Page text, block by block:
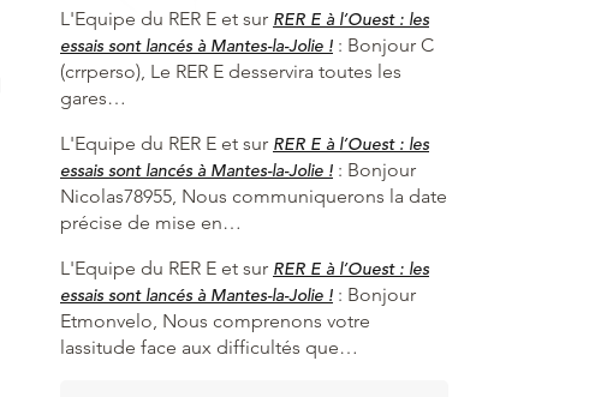
L'Equipe du RER E et sur RER E à l’Ouest : les
essais sont lancés à Mantes-la-Jolie ! : Bonjour C
(crrperso), Le RER E desservira toutes les
gares…
L'Equipe du RER E et sur RER E à l’Ouest : les
essais sont lancés à Mantes-la-Jolie ! : Bonjour
Nicolas78955, Nous communiquerons la date
précise de mise en…
L'Equipe du RER E et sur RER E à l’Ouest : les
essais sont lancés à Mantes-la-Jolie ! : Bonjour
Etmonvelo, Nous comprenons votre
lassitude face aux difficultés que…